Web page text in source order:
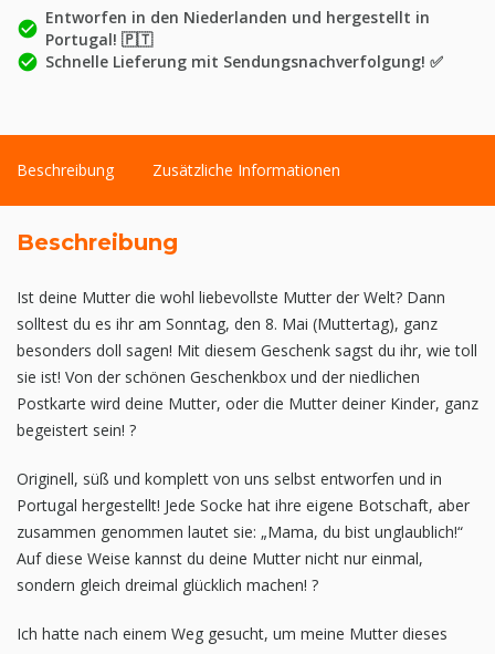
check_circle
Entworfen in den Niederlanden und hergestellt in
Portugal! 🇵🇹
check_circle Schnelle Lieferung mit Sendungsnachverfolgung! ✅
Beschreibung Zusätzliche Informationen
Beschreibung
Ist deine Mutter die wohl liebevollste Mutter der Welt? Dann
solltest du es ihr am Sonntag, den 8. Mai (Muttertag), ganz
besonders doll sagen! Mit diesem Geschenk sagst du ihr, wie toll
sie ist! Von der schönen Geschenkbox und der niedlichen
Postkarte wird deine Mutter, oder die Mutter deiner Kinder, ganz
begeistert sein! ?
Originell, süß und komplett von uns selbst entworfen und in
Portugal hergestellt! Jede Socke hat ihre eigene Botschaft, aber
zusammen genommen lautet sie: „Mama, du bist unglaublich!“
Auf diese Weise kannst du deine Mutter nicht nur einmal,
sondern gleich dreimal glücklich machen! ?
Ich hatte nach einem Weg gesucht, um meine Mutter dieses